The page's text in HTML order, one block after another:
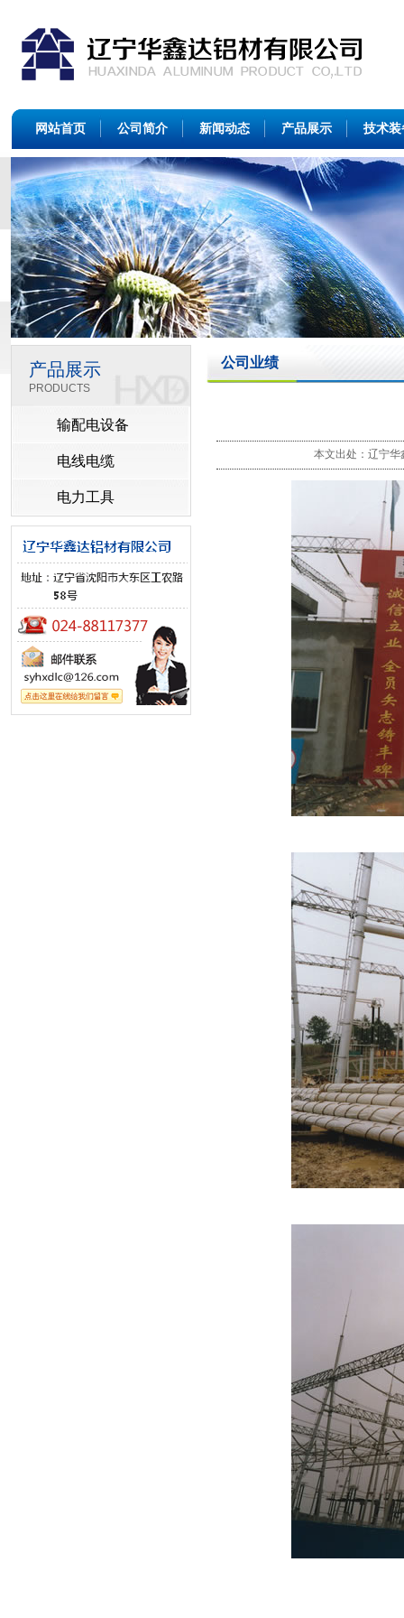
网站首页 公司简介 新闻动态 产品展示 技术装
产品展示
PRODUCTS
输配电设备
电线电缆
电力工具
公司业绩
本文出处：辽宁